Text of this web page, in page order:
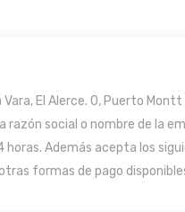
El Alerce. 0, Puerto Montt
social o nombre de la
horas. Además acepta los
formas de pago